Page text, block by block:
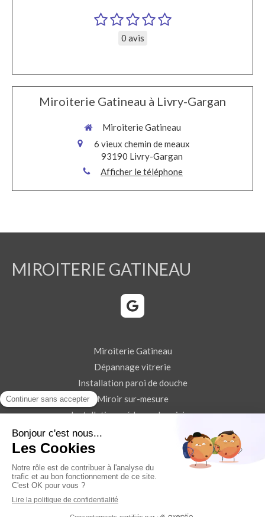
0 avis
Miroiterie Gatineau à Livry-Gargan
Miroiterie Gatineau
6 vieux chemin de meaux
93190 Livry-Gargan
Afficher le téléphone
MIROITERIE GATINEAU
Miroiterie Gatineau
Dépannage vitrerie
Installation paroi de douche
Miroir sur-mesure
Installation crédence de cuisine
Demander un devis